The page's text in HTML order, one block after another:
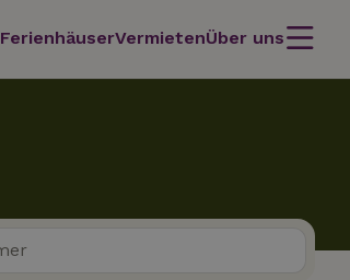
FerienhäuserVermietenÜber uns